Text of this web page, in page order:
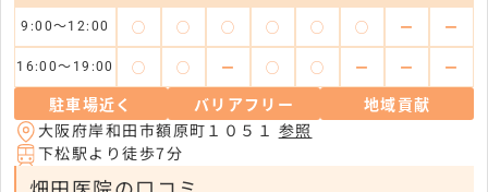
9:00～12:00 ◯ ◯ ◯ ◯ ◯ ◯ ー ー
16:00～19:00 ◯ ◯ ー ◯ ◯ ー ー ー
駐車場近く バリアフリー
地域貢献
大阪府岸和田市額原町１０５１ 参照
下松駅より徒歩7分